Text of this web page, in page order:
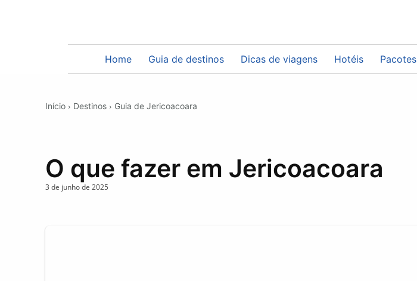
Home Guia de destinos Dicas de viagens Hotéis Pacotes
Início Destinos Guia de Jericoacoara
O que fazer em Jericoacoara
3 de junho de 2025